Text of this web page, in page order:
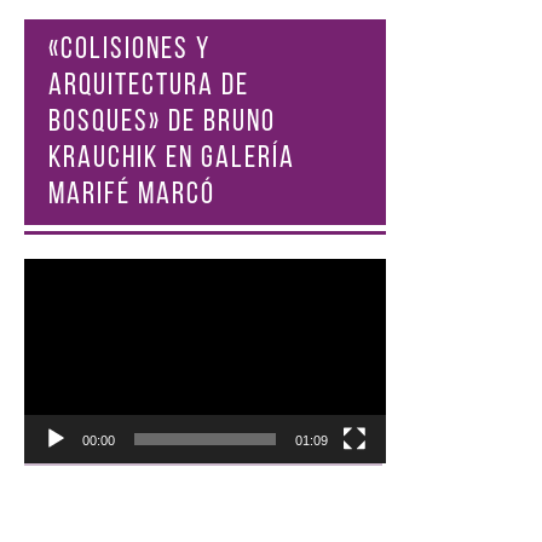
«COLISIONES Y
ARQUITECTURA DE
BOSQUES» DE BRUNO
KRAUCHIK EN GALERÍA
MARIFÉ MARCÓ
00:00 01:09